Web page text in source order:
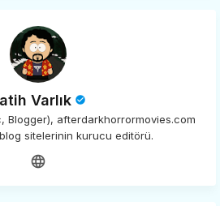
Varlık
Blogger), afterdarkhorrormovies.com
sitelerinin kurucu editörü.